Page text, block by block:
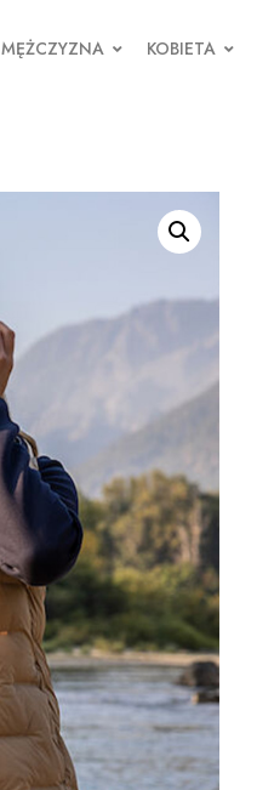
MĘŻCZYZNA KOBIETA